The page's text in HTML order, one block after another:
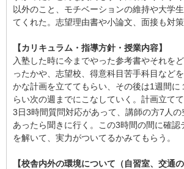
以外のこと、モチベーションの維持や大学
てくれた。志望理由書や小論文、面接も対策
【カリキュラム・指導方針・授業内容】
入塾した時に今までやった参考書やそれを
ったかや、志望校、得意科目苦手科目など
かな計画を立ててもらい、その後は1週間に
らい次の週までにこなしていく。計画立て
3日3時間質問対応があって、講師の方7人
あったら聞きに行く。この3時間の間に確認
を解いて、実力がついてるかみてもらう。
【校舎内外の環境について（自習室、交通